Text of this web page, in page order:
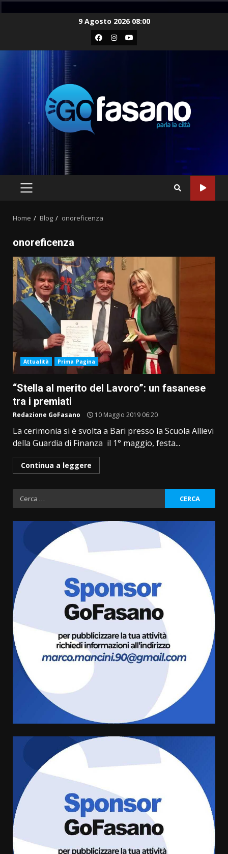
9 Agosto 2026 08:00
Facebook
Instagram
Youtube
PRIMARY
Home Blog onoreficenza
onoreficenza
Attualità Prima Pagina
“Stella al merito del Lavoro”: un fasanese
tra i premiati
Redazione GoFasano 10 Maggio 2019 06:20
La cerimonia si è svolta a Bari presso la Scuola Allievi
della Guardia di Finanza il 1° maggio, festa...
Continua a leggere
Ricerca
per:
La Banda Città di Fasano apre
ufficialmente la Festa di
8 Agosto 2026 11:00
Savelletri in festa, domani sera
grande spettacolo con Uccio De
Santis
Sostenibile: premiati gli studenti
universitari del bando “La strada
giusta”
8 Agosto 2026 07:15
“I Contestatori: Musica di
Rivoluzione”: nuovo
appuntamento con “Fasano in
Banda”
7 Agosto 2026 06:05